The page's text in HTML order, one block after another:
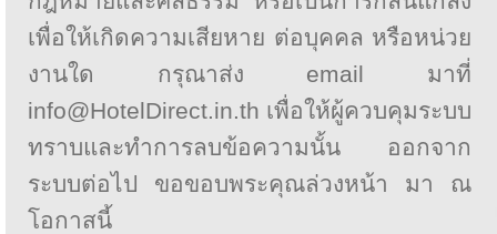
เพื่อให้เกิดความเสียหาย ต่อบุคคล หรือหน่วย
งานใด กรุณาส่ง email มาที่
info@HotelDirect.in.th เพื่อให้ผู้ควบคุมระบบ
ทราบและทำการลบข้อความนั้น ออกจาก
ระบบต่อไป ขอขอบพระคุณล่วงหน้า มา ณ
โอกาสนี้